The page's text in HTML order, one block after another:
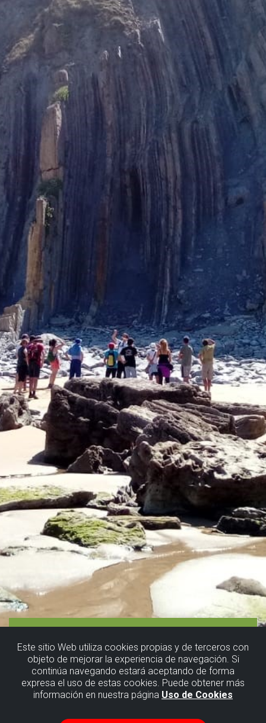
Este sitio Web utiliza cookies propias y de terceros con
objeto de mejorar la experiencia de navegación. Si
continúa navegando estará aceptando de forma
expresa el uso de estas cookies. Puede obtener más
información en nuestra página Uso de Cookies